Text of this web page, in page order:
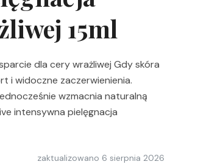
15ml
dla cery wrażliwej Gdy skóra
i widoczne zaczerwienienia.
wzmacnia naturalną
intensywna pielęgnacja
zaktualizowano 6 sierpnia 2026